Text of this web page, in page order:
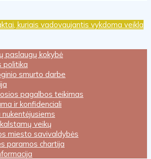
kuriais vadovaujantis vykdoma veikla
paslaugų kokybė
politika
smurto darbe
pagalbos teikimas
ir konfidenciali
veikų
miesto savivaldybės
paramos chartija